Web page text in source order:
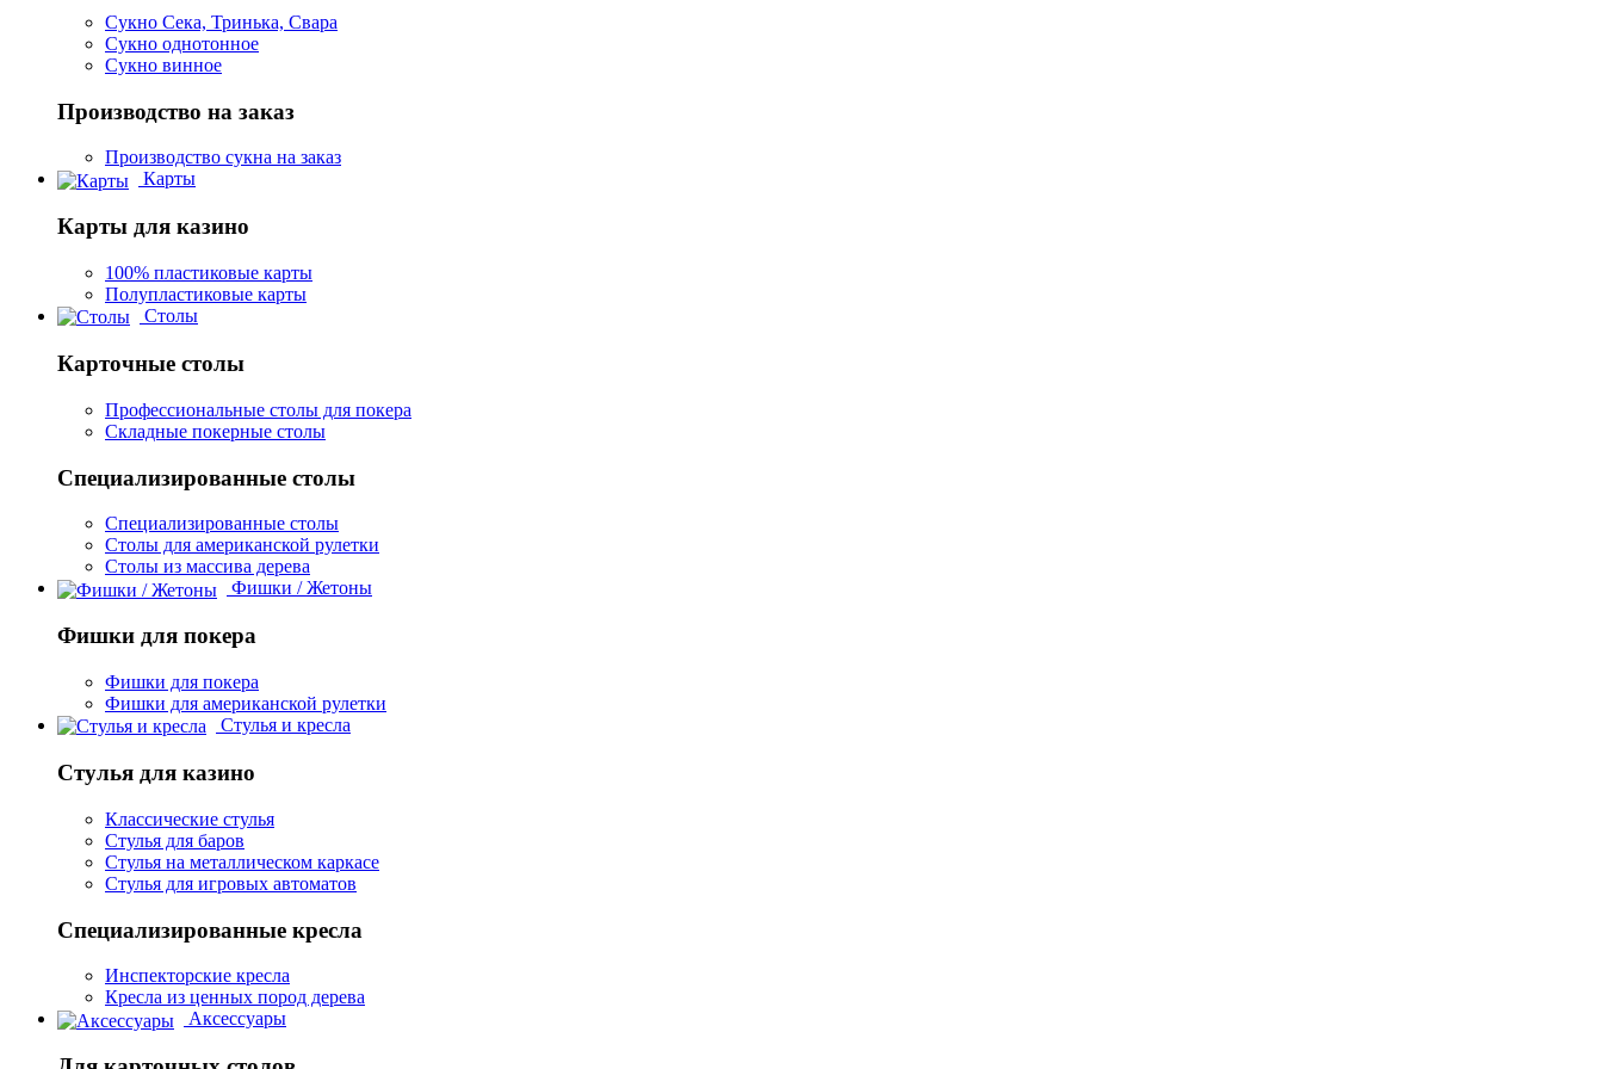
Сукно Сека, Тринька, Свара
Сукно однотонное
Сукно винное
Производство на заказ
Производство сукна на заказ
Карты
Карты для казино
100% пластиковые карты
Полупластиковые карты
Столы
Карточные столы
Профессиональные столы для покера
Складные покерные столы
Специализированные столы
Специализированные столы
Столы для американской рулетки
Столы из массива дерева
Фишки / Жетоны
Фишки для покера
Фишки для покера
Фишки для американской рулетки
Стулья и кресла
Стулья для казино
Классические стулья
Стулья для баров
Стулья на металлическом каркасе
Стулья для игровых автоматов
Специализированные кресла
Инспекторские кресла
Кресла из ценных пород дерева
Аксессуары